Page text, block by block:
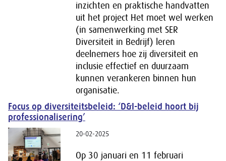
inzichten en praktische handvatten
uit het project Het moet wel werken
(in samenwerking met SER
Diversiteit in Bedrijf) leren
deelnemers hoe zij diversiteit en
inclusie effectief en duurzaam
kunnen verankeren binnen hun
organisatie.
Focus op diversiteitsbeleid: ‘D&I-beleid hoort bij
professionalisering’
20-02-2025
Op 30 januari en 11 februari